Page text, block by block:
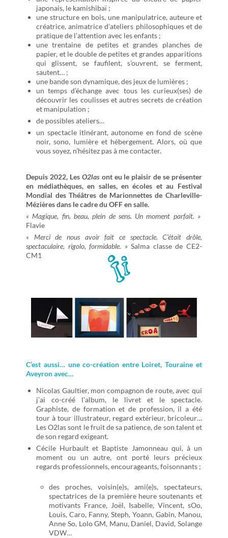
japonais, le kamishibaï ;
une structure en bois, une manipulatrice, auteure et
créatrice, animatrice d’ateliers philosophiques et de
pratique de l’attention avec les enfants ;
une trentaine de petites et grandes planches de
papier, et le double de petites et grandes apparitions
qui glissent, se faufilent, s’ouvrent, se ferment,
sautent… ;
une bande son dynamique, des jeux de lumières ;
un temps d’échange avec tous les curieux(ses) de
découvrir les coulisses et autres secrets de création
et manipulation ;
de possibles ateliers…
un spectacle itinérant, autonome en fond de scène
noir, sono, lumière et hébergement. Alors, où que
vous soyez, n’hésitez pas à me contacter.
Depuis 2022, LesO2lasont eu le plaisir de se présenter
en médiathèques, en salles, en écoles et au Festival
Mondial des Théâtres de Marionnettes de Charleville-
Mézières dans le cadre du OFF en salle.
« Magique, fin, beau, plein de sens. Un moment parfait. »
Flavie
« Merci de nous avoir fait ce spectacle. C’était drôle,
spectaculaire, rigolo, formidable. »Salma classe de CE2-
CM1
C’est aussi… une co-création entre Loiret, Touraine et
Aveyron avec…
Nicolas Gaultier, mon compagnon de route, avec qui
j’ai co-créé l’album, le livret et le spectacle.
Graphiste, de formation et de profession, il a été
tour à tour illustrateur, regard extérieur, bricoleur…
Les O2las sont le fruit de sa patience, de son talent et
de son regard exigeant.
Cécile Hurbault et Baptiste Jamonneau qui, à un
moment ou un autre, ont porté leurs précieux
regards professionnels, encourageants, foisonnants ;
des proches, voisin(e)s, ami(e)s, spectateurs,
spectatrices de la première heure soutenants et
motivants France, Joël, Isabelle, Vincent, sOo,
Louis, Caro, Fanny, Steph, Yoann, Gabin, Manou,
Anne So, Lolo GM, Manu, Daniel, David, Solange
VDW…